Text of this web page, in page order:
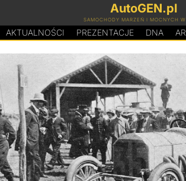
AutoGEN.pl
SAMOCHODY MARZEŃ I MOCNYCH
AKTUALNOŚCI PREZENTACJE DNA